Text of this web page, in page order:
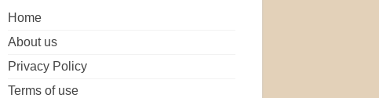
Home
About us
Privacy Policy
Terms of use